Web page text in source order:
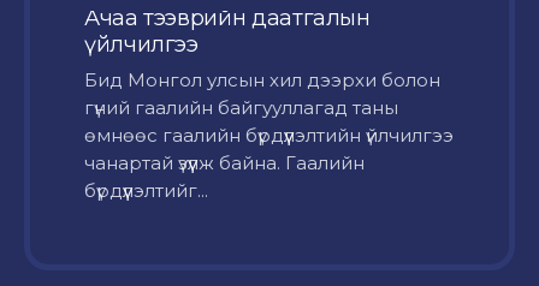
Ачаа тээврийн даатгалын
үйлчилгээ
Бид Монгол улсын хил дээрхи болон
гүний гаалийн байгууллагад таны
өмнөөс гаалийн бүрдүүлэлтийн үйлчилгээ
чанартай үзүүлж байна. Гаалийн
бүрдүүлэлтийг...